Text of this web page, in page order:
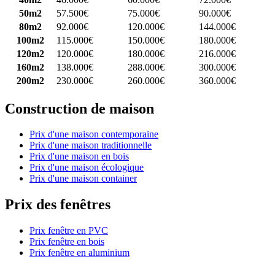
50m2
57.500€ 75.000€
90.000€
80m2
92.000€ 120.000€
144.000€
100m2
115.000€ 150.000€
180.000€
120m2
120.000€ 180.000€
216.000€
160m2
138.000€ 288.000€
300.000€
200m2
230.000€ 260.000€ 360.000€
Construction de maison
Prix d'une maison contemporaine
Prix d'une maison traditionnelle
Prix d'une maison en bois
Prix d'une maison écologique
Prix d'une maison container
Prix des fenêtres
Prix fenêtre en PVC
Prix fenêtre en bois
Prix fenêtre en aluminium